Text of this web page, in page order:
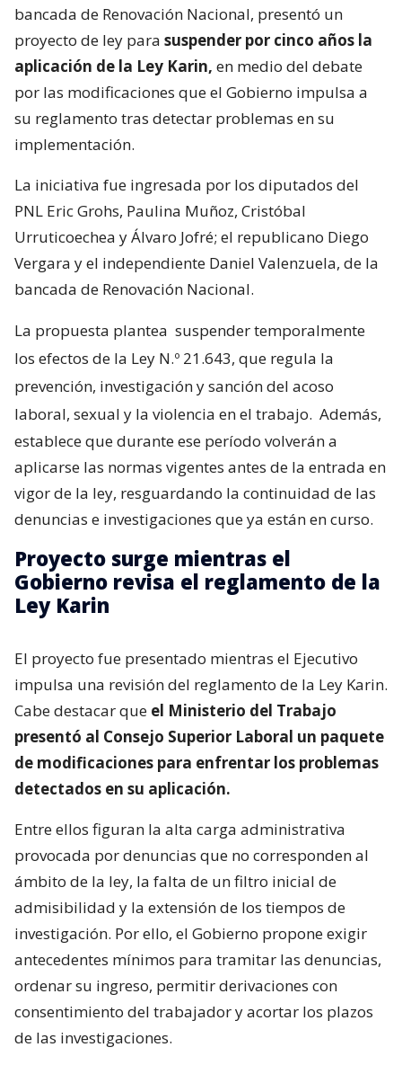
bancada de Renovación Nacional, presentó un
proyecto de ley para suspender por cinco años la
aplicación de la Ley Karin, en medio del debate
por las modificaciones que el Gobierno impulsa a
su reglamento tras detectar problemas en su
implementación.
La iniciativa fue ingresada por los diputados del
PNL Eric Grohs, Paulina Muñoz, Cristóbal
Urruticoechea y Álvaro Jofré; el republicano Diego
Vergara y el independiente Daniel Valenzuela, de la
bancada de Renovación Nacional.
La propuesta plantea suspender temporalmente
los efectos de la Ley N.º 21.643, que regula la
prevención, investigación y sanción del acoso
laboral, sexual y la violencia en el trabajo. Además,
establece que durante ese período volverán a
aplicarse las normas vigentes antes de la entrada en
vigor de la ley, resguardando la continuidad de las
denuncias e investigaciones que ya están en curso.
Proyecto surge mientras el
Gobierno revisa el reglamento de la
Ley Karin
El proyecto fue presentado mientras el Ejecutivo
impulsa una revisión del reglamento de la Ley Karin.
Cabe destacar que el Ministerio del Trabajo
presentó al Consejo Superior Laboral un paquete
de modificaciones para enfrentar los problemas
detectados en su aplicación.
Entre ellos figuran la alta carga administrativa
provocada por denuncias que no corresponden al
ámbito de la ley, la falta de un filtro inicial de
admisibilidad y la extensión de los tiempos de
investigación. Por ello, el Gobierno propone exigir
antecedentes mínimos para tramitar las denuncias,
ordenar su ingreso, permitir derivaciones con
consentimiento del trabajador y acortar los plazos
de las investigaciones.